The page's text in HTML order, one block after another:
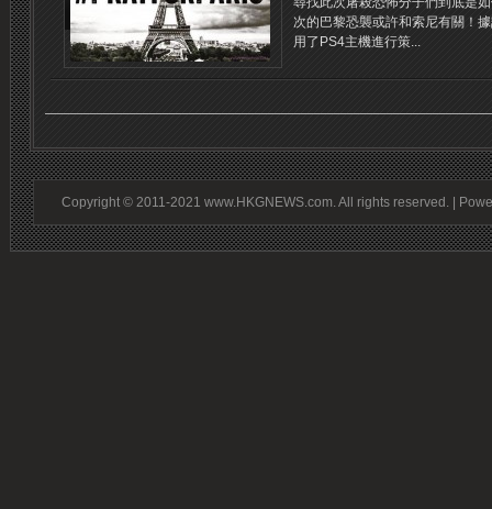
次的巴黎恐襲或許和索尼有關！
用了PS4主機進行策...
Copyright © 2011-2021 www.HKGNEWS.com. All rights reserved. |